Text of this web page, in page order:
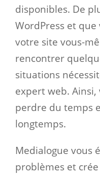
disponibles. De
WordPress et
votre site vous-
rencontrer
situations
expert web.
perdre du temps
longtemps.
Medialogue vous
problèmes et